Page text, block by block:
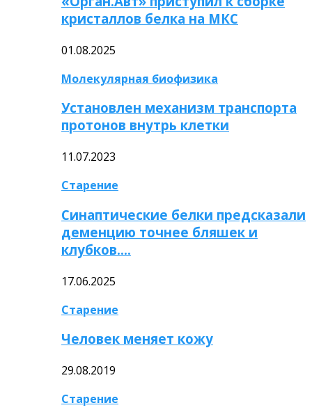
кристаллов белка на МКС
01.08.2025
Молекулярная биофизика
Установлен механизм транспорта
протонов внутрь клетки
11.07.2023
Старение
Синаптические белки предсказали
деменцию точнее бляшек и
клубков….
17.06.2025
Старение
Человек меняет кожу
29.08.2019
Старение